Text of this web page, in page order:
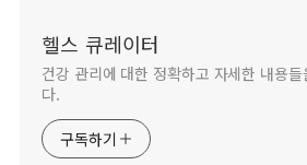
헬스 큐레이터
건강 관리에 대한 정확하고 자세한 내용들
다.
구독하기